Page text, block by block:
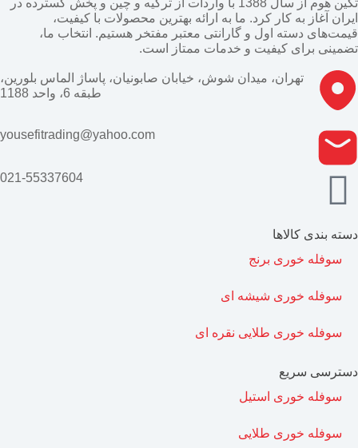
تکین هوم از سال 1388 با واردات از ترکیه و چین و پخش گسترده در
ایران آغاز به کار کرد. ما به ارائه بهترین محصولات با کیفیت،
قیمت‌های دسته اول و گارانتی معتبر مفتخر هستیم. انتخاب ما،
تضمینی برای کیفیت و خدمات ممتاز است.
تهران، میدان شوش، خیابان صابونیان، پاساژ الماس بلورین،
طبقه 6، واحد 1188
yousefitrading@yahoo.com
021-55337604
دسته بندی کالاها
سوفله خوری برنج
سوفله خوری شیشه ای
سوفله خوری طلایی نقره ای
دسترسی سریع
سوفله خوری استیل
سوفله خوری طلایی